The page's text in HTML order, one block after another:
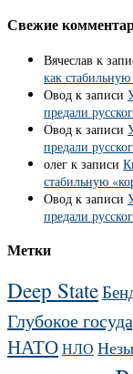
Свежие
Вячеслав к
как
Овод к записи
предали
Овод к записи
предали
олег к записи
стабильную
Овод к записи
предали
Метки
Deep State
Глубокое
НАТОНЛО